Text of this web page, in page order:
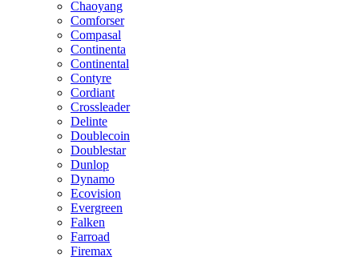
Chaoyang
Comforser
Compasal
Continenta
Continental
Contyre
Cordiant
Crossleader
Delinte
Doublecoin
Doublestar
Dunlop
Dynamo
Ecovision
Evergreen
Falken
Farroad
Firemax